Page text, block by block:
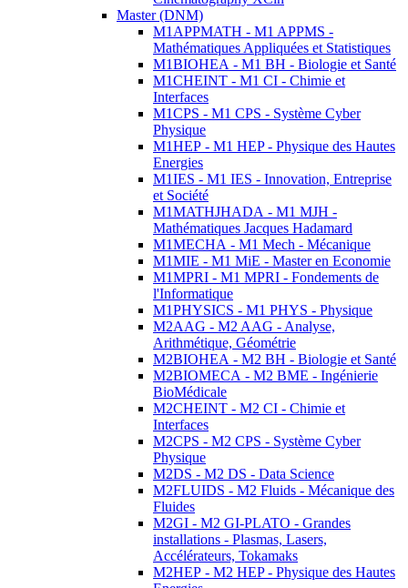
Master (DNM)
M1APPMATH - M1 APPMS -
Mathématiques Appliquées et Statistiques
M1BIOHEA - M1 BH - Biologie et Santé
M1CHEINT - M1 CI - Chimie et
Interfaces
M1CPS - M1 CPS - Système Cyber
Physique
M1HEP - M1 HEP - Physique des Hautes
Energies
M1IES - M1 IES - Innovation, Entreprise
et Société
M1MATHJHADA - M1 MJH -
Mathématiques Jacques Hadamard
M1MECHA - M1 Mech - Mécanique
M1MIE - M1 MiE - Master en Economie
M1MPRI - M1 MPRI - Fondements de
l'Informatique
M1PHYSICS - M1 PHYS - Physique
M2AAG - M2 AAG - Analyse,
Arithmétique, Géométrie
M2BIOHEA - M2 BH - Biologie et Santé
M2BIOMECA - M2 BME - Ingénierie
BioMédicale
M2CHEINT - M2 CI - Chimie et
Interfaces
M2CPS - M2 CPS - Système Cyber
Physique
M2DS - M2 DS - Data Science
M2FLUIDS - M2 Fluids - Mécanique des
Fluides
M2GI - M2 GI-PLATO - Grandes
installations - Plasmas, Lasers,
Accélérateurs, Tokamaks
M2HEP - M2 HEP - Physique des Hautes